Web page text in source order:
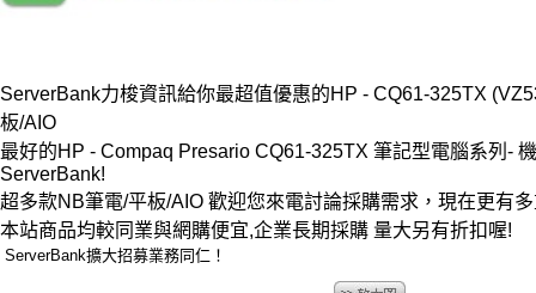
ServerBank力梭資訊給你最超值優惠的HP - CQ61-325TX
板/AIO
最好的HP - Compaq Presario CQ61-325TX 筆記型電腦系列-
ServerBank!
超多款NB筆電/平板/AIO 歡迎您來電討論採購需求，現在更有
本站商品均較同業與網購便宜,企業長期採購 量大另有折扣喔!
ServerBank擴大招募業務同仁！